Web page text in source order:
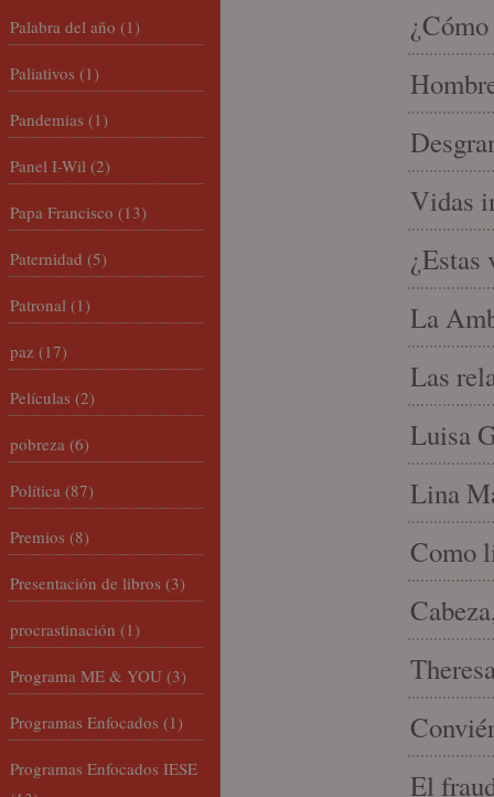
Vidas
¿Estas
La
Las
Luisa
Lina
Como
El
Palabra del año (1)
Paliativos (1)
Pandemias (1)
Panel I-Wil (2)
Papa Francisco (13)
Paternidad (5)
Patronal (1)
paz (17)
Películas (2)
pobreza (6)
Política (87)
Premios (8)
Presentación de libros (3)
procrastinación (1)
Programa ME & YOU (3)
Programas Enfocados (1)
Programas Enfocados IESE